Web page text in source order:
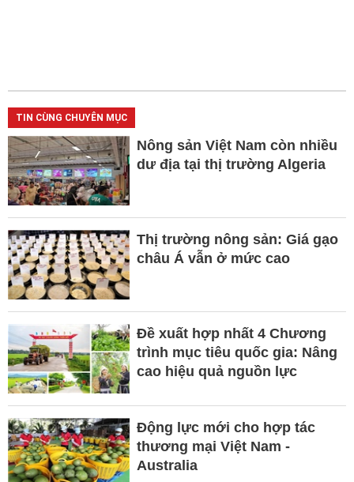
TIN CÙNG CHUYÊN MỤC
Nông sản Việt Nam còn nhiều
dư địa tại thị trường Algeria
Thị trường nông sản: Giá gạo
châu Á vẫn ở mức cao
Đề xuất hợp nhất 4 Chương
trình mục tiêu quốc gia: Nâng
cao hiệu quả nguồn lực
Động lực mới cho hợp tác
thương mại Việt Nam -
Australia